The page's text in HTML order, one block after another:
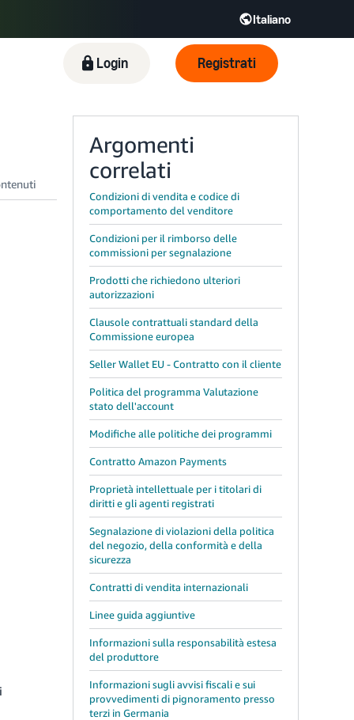
Italiano
English - IT Español - ES
Login Registrati
Argomenti
correlati
Condizioni di vendita e codice di
comportamento del venditore
Condizioni per il rimborso delle
commissioni per segnalazione
Prodotti che richiedono ulteriori
autorizzazioni
Clausole contrattuali standard della
Commissione europea
Seller Wallet EU - Contratto con il cliente
Politica del programma Valutazione
stato dell'account
Modifiche alle politiche dei programmi
Contratto Amazon Payments
Proprietà intellettuale per i titolari di
diritti e gli agenti registrati
Segnalazione di violazioni della politica
del negozio, della conformità e della
sicurezza
Contratti di vendita internazionali
Linee guida aggiuntive
Informazioni sulla responsabilità estesa
del produttore
Informazioni sugli avvisi fiscali e sui
provvedimenti di pignoramento presso
terzi in Germania